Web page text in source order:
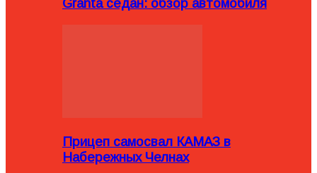
Granta седан: обзор автомобиля
Прицеп самосвал КАМАЗ в
Набережных Челнах